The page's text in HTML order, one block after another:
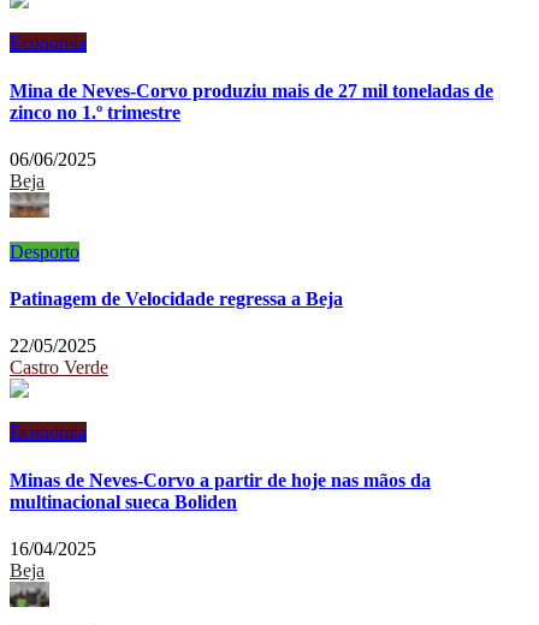
Economia
Mina de Neves-Corvo produziu mais de 27 mil toneladas de
zinco no 1.º trimestre
06/06/2025
Beja
Desporto
Patinagem de Velocidade regressa a Beja
22/05/2025
Castro Verde
Economia
Minas de Neves-Corvo a partir de hoje nas mãos da
multinacional sueca Boliden
16/04/2025
Beja